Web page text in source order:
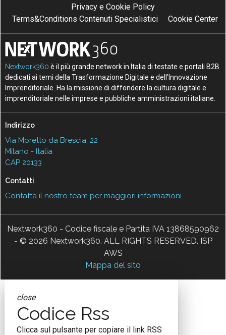
Privacy e Cookie Policy
Terms&Conditions Contenuti Specialistici
Cookie Center
Nextwork360 è il più grande network in Italia di testate e portali B2B
dedicati ai temi della Trasformazione Digitale e dell’Innovazione
Imprenditoriale. Ha la missione di diffondere la cultura digitale e
imprenditoriale nelle imprese e pubbliche amministrazioni italiane.
Indirizzo
Via Moretto da Brescia, 22
Milano - Italia
CAP 20133
Contatti
Contatta il nostro team per maggiori informazioni
Nextwork360 - Codice fiscale e Partita IVA 13868590962
- © 2026 Nextwork360. ALL RIGHTS RESERVED. ISP
AWS
Mappa del sito
close
Codice Rss
Clicca sul pulsante per copiare il link RSS